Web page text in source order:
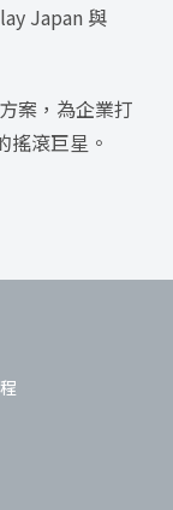
Japan 與
案，為企業打
搖滾巨星。